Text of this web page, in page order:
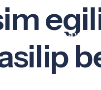
Veda a